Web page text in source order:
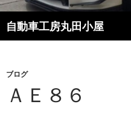
ス
キ
ッ
自動車工房丸田小屋
検
索
ブログ
ＡＥ８６